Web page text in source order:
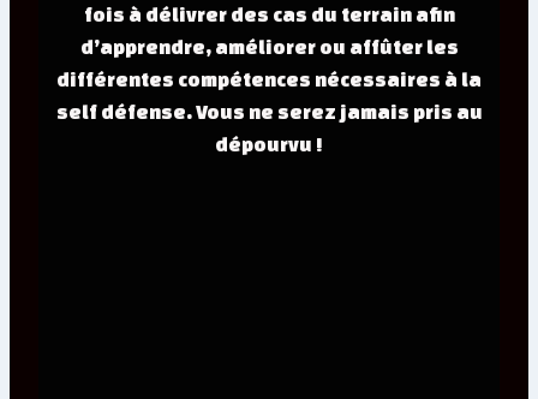
fois à délivrer des cas du terrain afin
d’apprendre, améliorer ou affûter les
différentes compétences nécessaires à la
self défense. Vous ne serez jamais pris au
dépourvu !